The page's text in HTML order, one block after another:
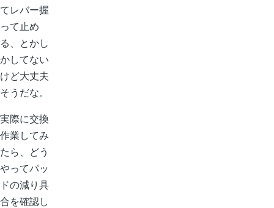
てレバー握
って止め
る、とかし
かしてない
けど大丈夫
そうだな。
実際に交換
作業してみ
たら、どう
やってパッ
ドの減り具
合を確認し